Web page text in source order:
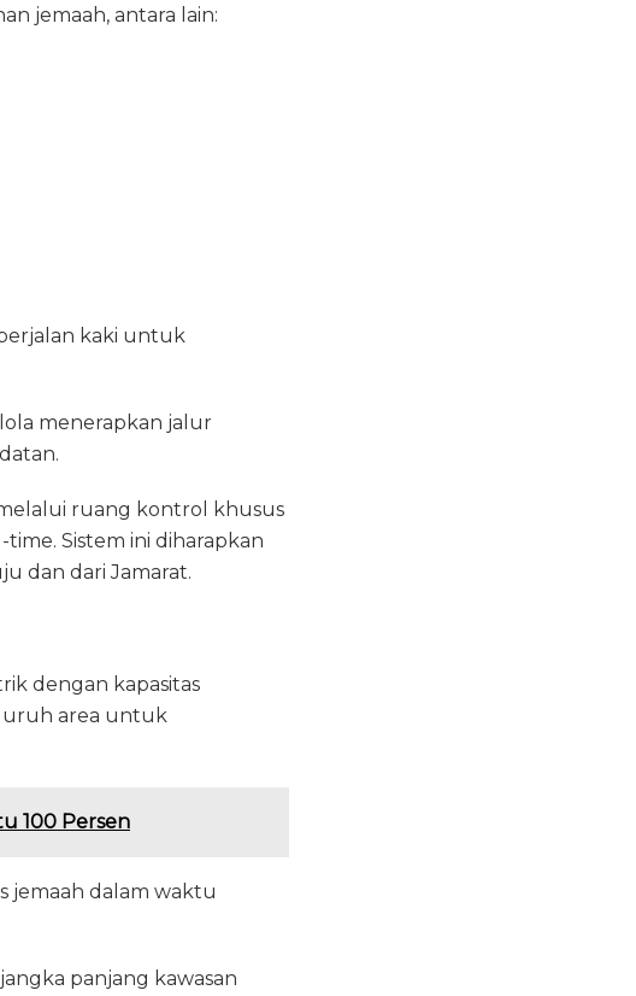
jemaah, antara lain:
kaki untuk
menerapkan jalur
ruang kontrol khusus
Sistem ini diharapkan
dan dari Jamarat.
dengan kapasitas
area untuk
100 Persen
jemaah dalam waktu
panjang kawasan